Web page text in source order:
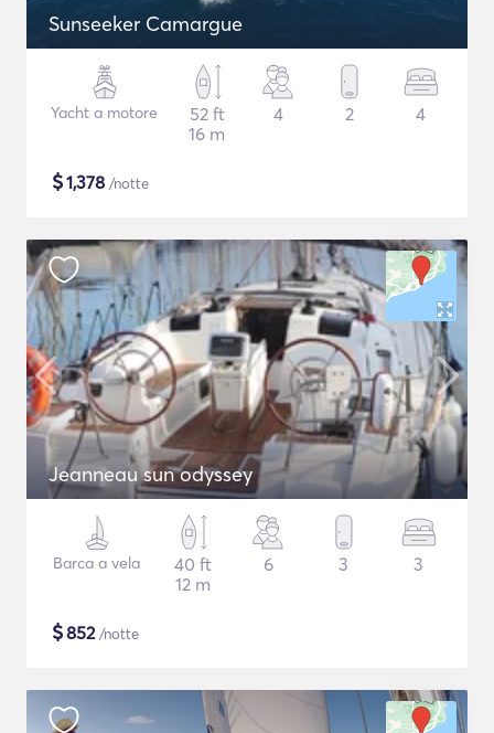
Sunseeker Camargue
Yacht a motore
52 ft
16 m
4 2 4
$1,378 /notte
Jeanneau sun odyssey
Barca a vela
40 ft
12 m
6 3 3
$852/notte